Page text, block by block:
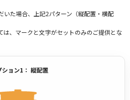
た場合、上記2パターン（縦配置・横配
、マークと文字がセットのみのご提供とな
ション1： 縦配置